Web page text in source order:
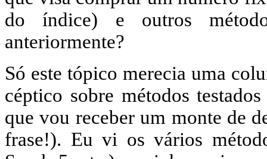
do índice) e outros
anteriormente?
Só este tópico merecia uma
céptico sobre métodos
que vou receber um monte de
frase!). Eu vi os vários